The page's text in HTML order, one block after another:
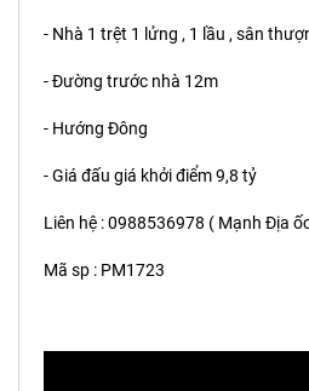
- Nhà 1 trệt 1 lửng , 1 lầu , sân
- Đường trước nhà 12m
- Hướng Đông
- Giá đấu giá khởi điểm 9,8 tỷ
Liên hệ : 0988536978 ( Mạnh Địa
Mã sp : PM1723